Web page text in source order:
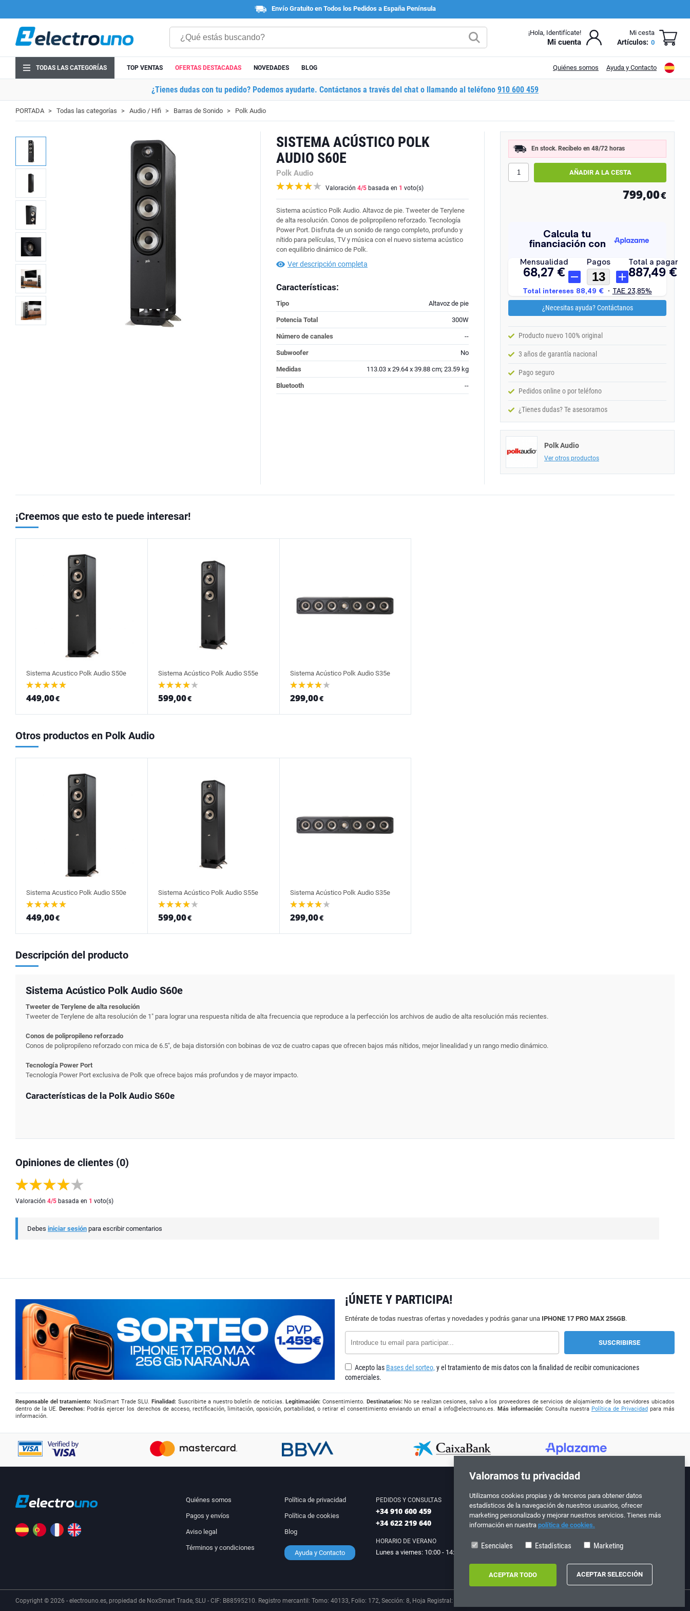
Envío Gratuito en Todos los Pedidos a España Península
¡Hola, Identifícate!
Mi cuenta
Mi cesta
Artículos: 0
TODAS LAS CATEGORÍAS TOP VENTAS OFERTAS DESTACADAS NOVEDADES BLOG Quiénes somos Ayuda y Contacto
¿Tienes dudas con tu pedido? Podemos ayudarte. Contáctanos a través del chat o llamando al teléfono 910 600 459
PORTADA Todas las categorías Audio / Hifi Barras de Sonido Polk Audio
SISTEMA ACÚSTICO POLK
AUDIO S60E
Polk Audio
Valoración 4/5 basada en 1 voto(s)
Sistema acústico Polk Audio. Altavoz de pie. Tweeter de Terylene
de alta resolución. Conos de polipropileno reforzado. Tecnología
Power Port. Disfruta de un sonido de rango completo, profundo y
nítido para películas, TV y música con el nuevo sistema acústico
con equilibrio dinámico de Polk.
Ver descripción completa
Características:
Tipo Altavoz de pie
Potencia Total 300W
Número de canales --
Subwoofer No
Medidas 113.03 x 29.64 x 39.88 cm; 23.59 kg
Bluetooth --
En stock. Recíbelo en 48/72 horas
799,00€
¿Necesitas ayuda? Contáctanos
Producto nuevo 100% original
3 años de garantía nacional
Pago seguro
Pedidos online o por teléfono
¿Tienes dudas? Te asesoramos
Polk Audio
Ver otros productos
¡Creemos que esto te puede interesar!
Sistema Acustico Polk Audio S50e
449,00€
Sistema Acústico Polk Audio S55e
599,00€
Sistema Acústico Polk Audio S35e
299,00€
Otros productos en Polk Audio
Sistema Acustico Polk Audio S50e
449,00€
Sistema Acústico Polk Audio S55e
599,00€
Sistema Acústico Polk Audio S35e
299,00€
Descripción del producto
Sistema Acústico Polk Audio S60e
Tweeter de Terylene de alta resolución
Tweeter de Terylene de alta resolución de 1" para lograr una respuesta nítida de alta frecuencia que reproduce a la perfección los archivos de audio de alta resolución más recientes.
Conos de polipropileno reforzado
Conos de polipropileno reforzado con mica de 6.5", de baja distorsión con bobinas de voz de cuatro capas que ofrecen bajos más nítidos, mejor linealidad y un rango medio dinámico.
Tecnología Power Port
Tecnología Power Port exclusiva de Polk que ofrece bajos más profundos y de mayor impacto.
Características de la Polk Audio S60e
Opiniones de clientes (0)
Valoración 4/5 basada en 1 voto(s)
Debes iniciar sesión para escribir comentarios
¡ÚNETE Y PARTICIPA!
Entérate de todas nuestras ofertas y novedades y podrás ganar una IPHONE 17 PRO MAX 256GB.
Acepto las Bases del sorteo, y el tratamiento de mis datos con la finalidad de recibir comunicaciones
comerciales.
Responsable del tratamiento: NoxSmart Trade SLU. Finalidad:Suscribirte a nuestro boletín de noticias.Legitimación: Consentimiento. Destinatarios:No se realizan cesiones, salvo a los proveedores de servicios de alojamiento de los servidores ubicados
dentro de la UE.Derechos: Podrás ejercer los derechos de acceso, rectificación, limitación, oposición, portabilidad, o retirar el consentimiento enviando un email ainfo@electrouno.es. Más información:Consulta nuestra Política de Privacidadpara más
información.
Quiénes somos
Pagos y envíos
Aviso legal
Términos y condiciones
Política de privacidad
Política de cookies
Blog
Ayuda y Contacto
PEDIDOS Y CONSULTAS
+34 910 600 459
+34 622 219 640
HORARIO DE VERANO
Lunes a viernes: 10:00 - 14:00
¡Síguenos!
Copyright © 2026 - electrouno.es, propiedad de NoxSmart Trade, SLU - CIF: B88595210. Registro mercantil: Tomo: 40133, Folio: 172, Sección: 8, Hoja Registral: 713198
Valoramos tu privacidad
Utilizamos cookies propias y de terceros para obtener datos
estadísticos de la navegación de nuestros usuarios, ofrecer
marketing personalizado y mejorar nuestros servicios. Tienes más
información en nuestra política de cookies.
Esenciales Estadísticas Marketing